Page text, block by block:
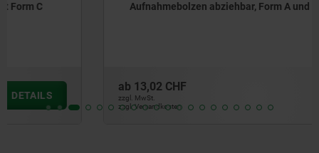
Aufnahmebolzen abziehbar, Form A und C
13,02 CHF
zzgl. MwSt.
zzgl. Versandkosten